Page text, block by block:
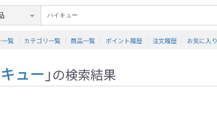
一覧 カテゴリ一覧 商品一覧 ポイント履歴 注文履歴 お気に入り
ュー 」の検索結果